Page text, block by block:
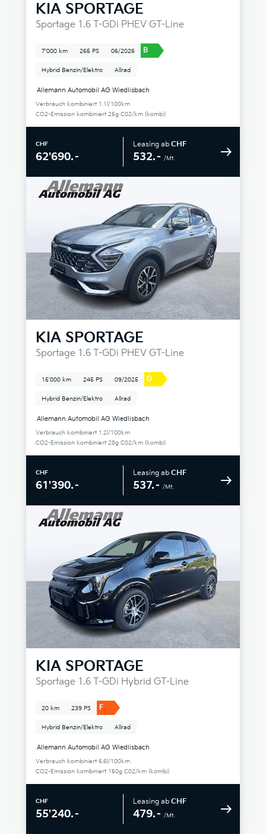
KIA SPORTAGE
Sportage 1.6 T-GDi PHEV GT-Line
7'000 km 265 PS 06/2026 B
Hybrid Benzin/Elektro Allrad
Allemann Automobil AG Wiedlisbach
Verbrauch kombiniert 1.1l/100km
CO2-Emission kombiniert 25g C02/km (kombi)
CHF
62'690.–
Leasing ab CHF
532.– /Mt.
KIA SPORTAGE
Sportage 1.6 T-GDi PHEV GT-Line
15'000 km 245 PS 09/2025 D
Hybrid Benzin/Elektro Allrad
Allemann Automobil AG Wiedlisbach
Verbrauch kombiniert 1.2l/100km
CO2-Emission kombiniert 28g C02/km (kombi)
CHF
61'390.–
Leasing ab CHF
537.– /Mt.
KIA SPORTAGE
Sportage 1.6 T-GDi Hybrid GT-Line
20 km 239 PS F
Hybrid Benzin/Elektro Allrad
Allemann Automobil AG Wiedlisbach
Verbrauch kombiniert 6.6l/100km
CO2-Emission kombiniert 150g C02/km (kombi)
CHF
55'240.–
Leasing ab CHF
479.– /Mt.